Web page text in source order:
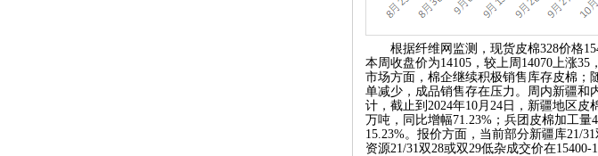
根据纤维网监测，现货皮棉328价格
本周收盘价为14105，较上周14070上涨
市场方面，棉企继续积极销售库存皮棉；
单减少，成品销售存在压力。周内新疆和
计，截止到2024年10月24日，新疆地区
万吨，同比增幅71.23%；兵团皮棉加工量
15.23%。报价方面，当前部分新疆库21/
资源21/31双28或双29低杂成交价在15400-